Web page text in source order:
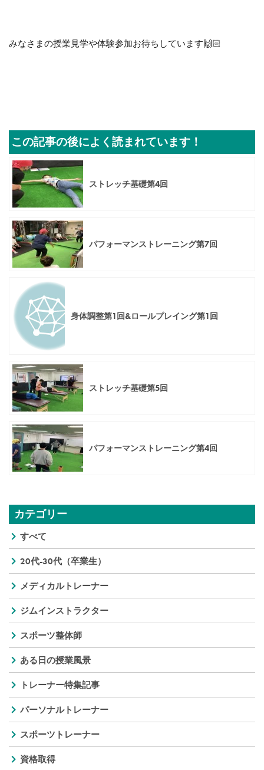
みなさまの授業見学や体験参加お待ちしています🙌🏻
この記事の後によく読まれています！
ストレッチ基礎第4回
パフォーマンストレーニング第7回
身体調整第1回&ロールプレイング第1回
ストレッチ基礎第5回
パフォーマンストレーニング第4回
カテゴリー
すべて
20代-30代（卒業生）
メディカルトレーナー
ジムインストラクター
スポーツ整体師
ある日の授業風景
トレーナー特集記事
パーソナルトレーナー
スポーツトレーナー
資格取得